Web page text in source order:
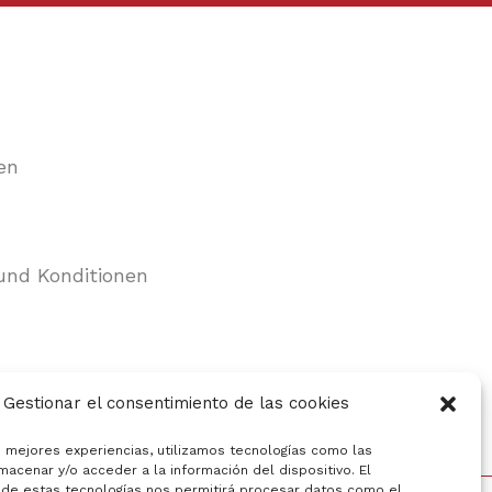
Gestionar el consentimiento de las cookies
mejores experiencias, utilizamos tecnologías como las
y/o acceder a la información del dispositivo. El
Konditionen